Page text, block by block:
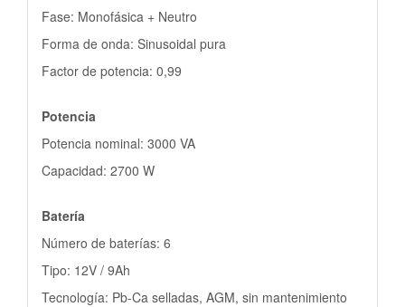
Fase: Monofásica + Neutro
Forma de onda: Sinusoidal pura
Factor de potencia: 0,99
Potencia
Potencia nominal: 3000 VA
Capacidad: 2700 W
Batería
Número de baterías: 6
Tipo: 12V / 9Ah
Tecnología: Pb-Ca selladas, AGM, sin mantenimiento